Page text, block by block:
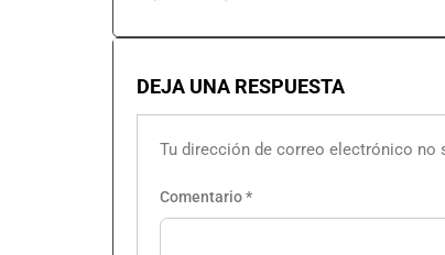
DEJA UNA RESPUESTA
Tu dirección de correo electrónico no
Comentario*